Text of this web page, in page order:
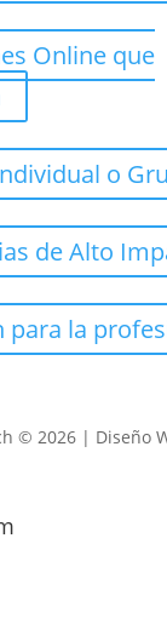
Online que
o
de Alto
para la
© 2026 | Diseño